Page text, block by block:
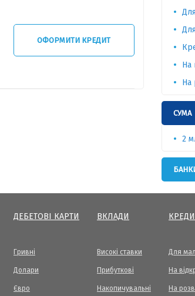
ОФОРМИТИ КРЕДИТ
На
На
СУМА
2
ДЕБЕТОВІ КАРТИ
Гривні
Долари
Євро
ВКЛАДИ
Високі ставки
Прибуткові
Накопичувальні
Для
На
На